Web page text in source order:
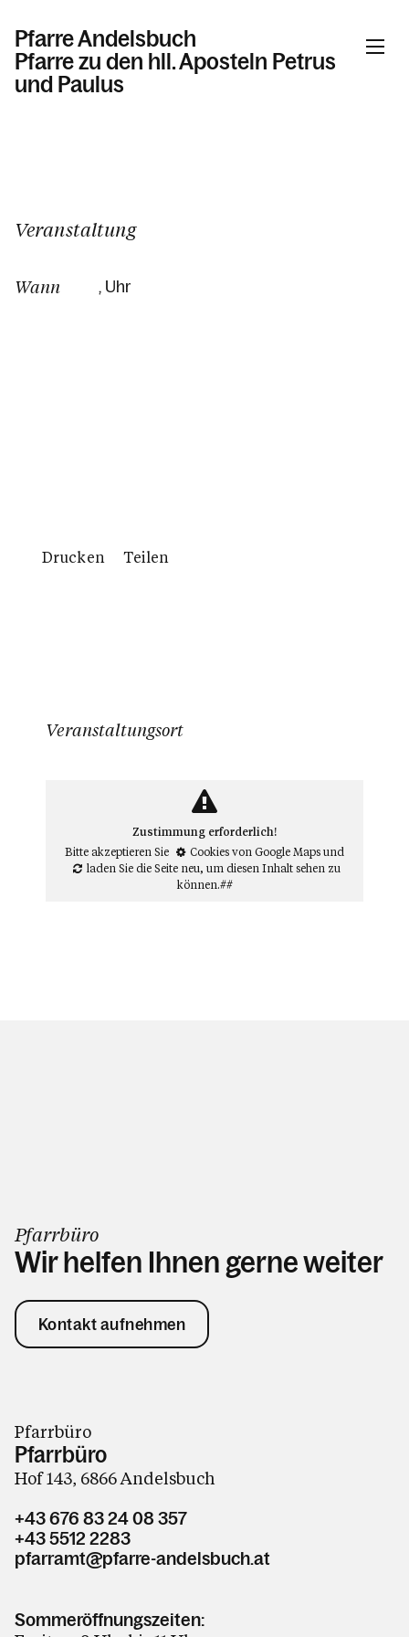
Pfarre Andelsbuch
Pfarre zu den hll. Aposteln Petrus
und Paulus
Kalender
Personen
Veranstaltung
Wann , Uhr
Drucken Teilen
Veranstaltungsort
Zustimmung erforderlich!
Bitte akzeptieren Sie
Cookies von Google Mapsund
laden Sie die Seite neu, um diesen Inhalt sehen zu
können.##
Pfarrbüro
Wir helfen Ihnen gerne weiter
Kontakt aufnehmen
Pfarrbüro
Pfarrbüro
Hof 143, 6866 Andelsbuch
+43 676 83 24 08 357
+43 5512 2283
pfarramt@pfarre-andelsbuch.at
Sommeröffnungszeiten: